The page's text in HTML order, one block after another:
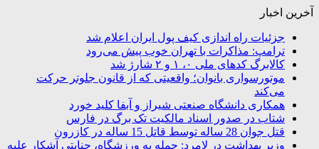
آخرین اخبار
جزئیات راه اندازی کیف پول ایران اعلام شد
ترامپ: مذاکرات با تهران خوب پیش می‌رود
کالابرگ کدهای ملی ۰، ۱ و ۲ شارژ شد
موتورسواری بانوان؛ واقعیتی که از قانون جلوتر حرکت
می‌کند
همکاری دانشگاه صنعتی شیراز و آبفا کلید خورد
شتاب در صدور اسناد مالکیت تک برگ در فارس
قتل جوان 28 ساله توسط قاتل 15 ساله در کازرون
وزیر بهداشت در لامرد: حمله به ورزشگاه، جنایتی آشکار علیه